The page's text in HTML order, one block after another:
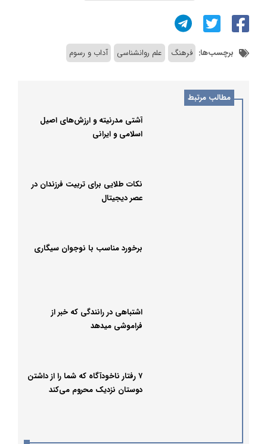
برچسب‌ها: فرهنگ علم روانشناسی آداب و رسوم
مطالب مرتبط
آشتی مدرنیته و ارزش‌های اصیل
اسلامی و ایرانی
نکات طلایی برای تربیت فرزندان در
عصر دیجیتال
برخورد مناسب با نوجوان سیگاری
اشتباهی در رانندگی که خبر از
فراموشی میدهد
۷ رفتار ناخودآگاه که شما را از داشتن
دوستان نزدیک محروم می‌کند